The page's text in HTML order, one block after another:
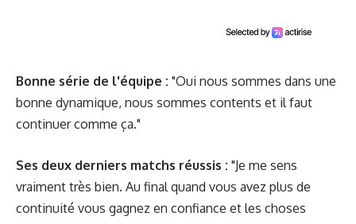
Bonne série de l'équipe : "Oui nous sommes dans une
bonne dynamique, nous sommes contents et il faut
continuer comme ça."
Ses deux derniers matchs réussis : "Je me sens
vraiment très bien. Au final quand vous avez plus de
continuité vous gagnez en confiance et les choses